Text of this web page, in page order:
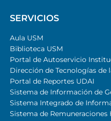
SERVICIOS
Aula USM
Biblioteca USM
Portal de Autoservicio
Dirección de Tecnologías de
Portal de Reportes UDAI
Sistema de Información de
Sistema Integrado de
Sistema de Remuneraciones